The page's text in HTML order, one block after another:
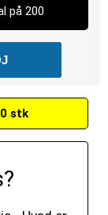
på 200
stk